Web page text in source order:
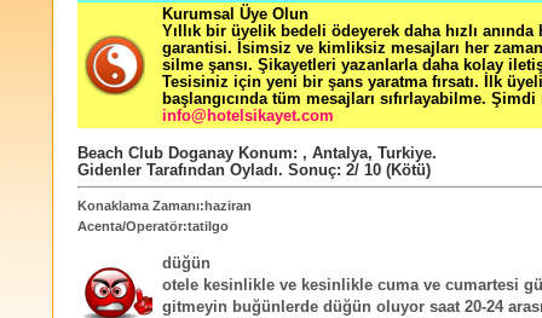
Kurumsal Üye Olun
Yıllık bir üyelik bedeli ödeyerek daha hızlı
garantisi. İsimsiz ve kimliksiz mesajları her zaman
silme şansı. Şikayetleri yazanlarla daha kolay
Tesisiniz için yeni bir şans yaratma fırsatı. İlk
başlangıcında tüm mesajları sıfırlayabilme. Şimdi
info@hotelsikayet.com
Beach Club Doganay Konum: , Antalya, Turkiye.
Gidenler Tarafından Oyladı. Sonuç: 2/ 10 (Kötü)
Konaklama Zamanı:haziran
Acenta/Operatör:tatilgo
düğün
otele kesinlikle ve kesinlikle cuma ve cumartesi
gitmeyin buğünlerde düğün oluyor saat 20-24